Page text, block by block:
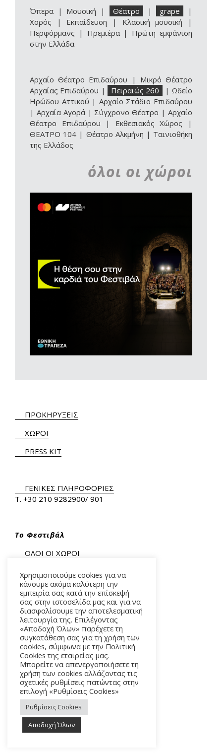
Όπερα | Μουσική | Θέατρο | grape
|
Χορός | Εκπαίδευση | Κλασική μουσική |
Περφόρμανς | Πρεμιέρα| Πρώτη εμφάνιση
στην Ελλάδα
Αρχαίο Θέατρο Επιδαύρου | Μικρό Θέατρο
Αρχαίας Επιδαύρου | Πειραιώς 260 | Ωδείο
Ηρώδου Αττικού | Αρχαίο Στάδιο Επιδαύρου
| Αρχαία Αγορά| Σύγχρονο Θέατρο |Αρχαίο
Θέατρο Επιδαύρου | Εκθεσιακός Χώρος |
ΘΕΑΤΡΟ 104 | Θέατρο Αλκμήνη | Ταινιοθήκη
της Ελλάδος
όλοι οι χώροι
ΠΡΟΚΗΡΥΞΕΙΣ
ΧΩΡΟΙ
PRESS KIT
ΓΕΝΙΚΕΣ ΠΛΗΡΟΦΟΡΙΕΣ
Τ. +30 210 9282900/ 901
Το Φεστιβάλ
ΟΛΟΙ ΟΙ ΧΩΡΟΙ
ΤΟ ΕΡΓΟ
ΚΑΛΛΙΤΕΧΝΙΚΗ ΔΙΕΥΘΥΝΣΗ
ΔΙΟΙΚΗΣΗ
ΠΛΗΡΟΦΟΡΙΕΣ ΕΙΣΙΤΗΡΙΩΝ
ΟΡΟΙ ΧΡΗΣΗΣ
ΕΠΙΚΟΙΝΩΝΙΑ
Χρησιμοποιούμε cookies για να
κάνουμε ακόμα καλύτερη την
εμπειρία σας κατά την επίσκεψή
σας στην ιστοσελίδα μας και για να
διασφαλίσουμε την αποτελεσματική
λειτουργία της. Επιλέγοντας
«Αποδοχή Όλων» παρέχετε τη
συγκατάθεση σας για τη χρήση των
cookies, σύμφωνα με την Πολιτική
Cookies της εταιρείας μας.
Μπορείτε να απενεργοποιήσετε τη
χρήση των cookies αλλάζοντας τις
σχετικές ρυθμίσεις πατώντας στην
επιλογή «Ρυθμίσεις Cookies»
Ρυθμίσεις Cookies
Αποδοχή Όλων